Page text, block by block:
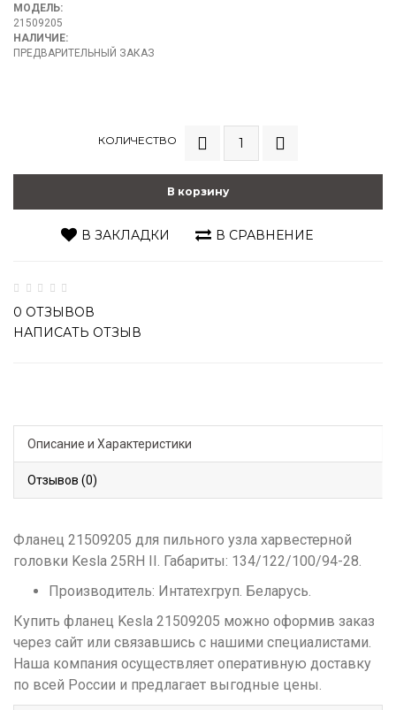
МОДЕЛЬ:
21509205
НАЛИЧИЕ:
ПРЕДВАРИТЕЛЬНЫЙ ЗАКАЗ
КОЛИЧЕСТВО
В корзину
В ЗАКЛАДКИ В СРАВНЕНИЕ
0 ОТЗЫВОВ
НАПИСАТЬ ОТЗЫВ
Описание и Характеристики
Отзывов (0)
Фланец 21509205 для пильного узла харвестерной
головки Kesla 25RH II. Габариты: 134/122/100/94-28.
Производитель: Интатехгруп. Беларусь.
Купить фланец Kesla 21509205 можно оформив заказ
через сайт или связавшись с нашими специалистами.
Наша компания осуществляет оперативную доставку
по всей России и предлагает выгодные цены.